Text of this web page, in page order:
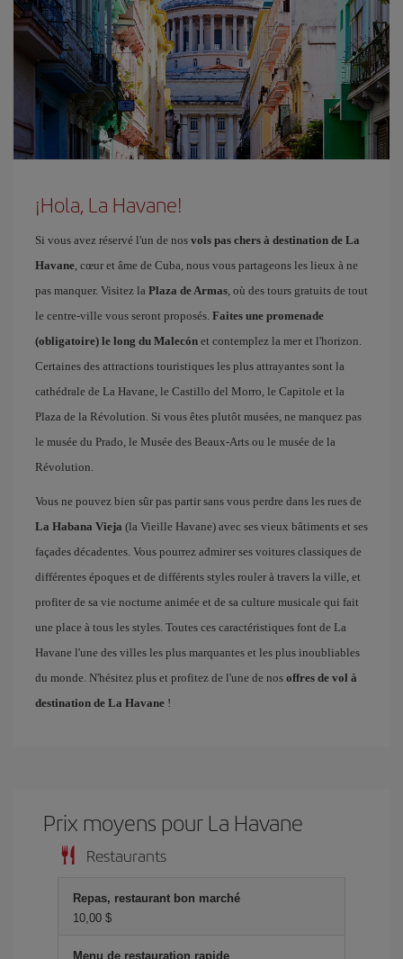
¡Hola, La Havane!
Si vous avez réservé l'un de nos vols pas chers à destination de La
Havane, cœur et âme de Cuba, nous vous partageons les lieux à ne
pas manquer. Visitez la Plaza de Armas, où des tours gratuits de tout
le centre-ville vous seront proposés. Faites une promenade
(obligatoire) le long du Malecón et contemplez la mer et l'horizon.
Certaines des attractions touristiques les plus attrayantes sont la
cathédrale de La Havane, le Castillo del Morro, le Capitole et la
Plaza de la Révolution. Si vous êtes plutôt musées, ne manquez pas
le musée du Prado, le Musée des Beaux-Arts ou le musée de la
Révolution.
Vous ne pouvez bien sûr pas partir sans vous perdre dans les rues de
La Habana Vieja (la Vieille Havane) avec ses vieux bâtiments et ses
façades décadentes. Vous pourrez admirer ses voitures classiques de
différentes époques et de différents styles rouler à travers la ville, et
profiter de sa vie nocturne animée et de sa culture musicale qui fait
une place à tous les styles. Toutes ces caractéristiques font de La
Havane l'une des villes les plus marquantes et les plus inoubliables
du monde. N'hésitez plus et profitez de l'une de nos offres de vol à
destination de La Havane !
Prix ​​moyens pour La Havane
Restaurants
Repas, restaurant bon marché
10,00 $
Menu de restauration rapide